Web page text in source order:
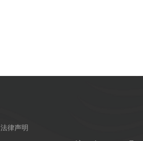
法律声明